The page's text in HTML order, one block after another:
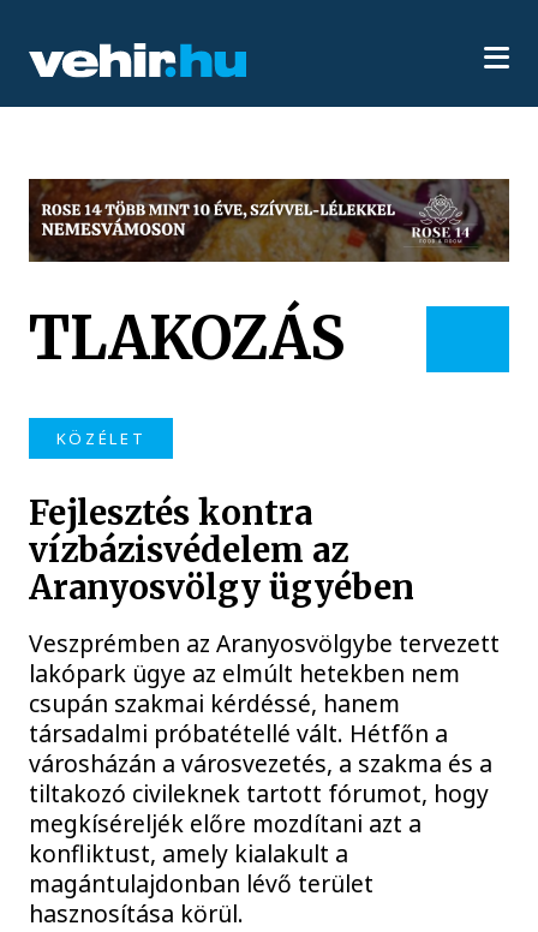
TLAKOZÁS
KÖZÉLET
Fejlesztés kontra
vízbázisvédelem az
Aranyosvölgy ügyében
Veszprémben az Aranyosvölgybe tervezett
lakópark ügye az elmúlt hetekben nem
csupán szakmai kérdéssé, hanem
társadalmi próbatétellé vált. Hétfőn a
városházán a városvezetés, a szakma és a
tiltakozó civileknek tartott fórumot, hogy
megkíséreljék előre mozdítani azt a
konfliktust, amely kialakult a
magántulajdonban lévő terület
hasznosítása körül.